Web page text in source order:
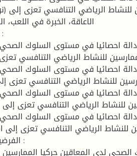
للنشاط الرياضي التنافسي تعزى إلى
الاعاقة، الخبرة في اللعب،
للنشاط الرياضي التنافسي
للنشاط الرياضي التنافسي تعزى
للنشاط الرياضي التنافسي تعزى
للنشاط الرياضي التنافسي تعزى إلى